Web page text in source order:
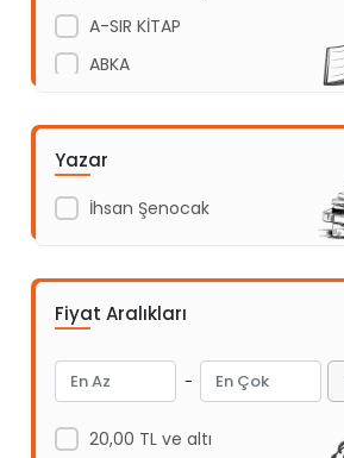
A-SIR KİTAP
ABKA
Acil Yayınları
Açı Yayınları
Adeda Yayınları
Aden Yayıncılık
Aganta Yayınları
Agapi Yayınları
Yazar
İhsan Şenocak
Fiyat Aralıkları
-
20,00 TL ve altı